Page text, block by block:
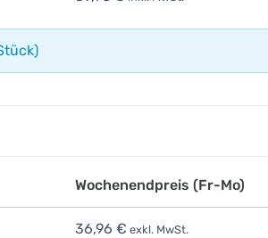
Wochenendpreis (Fr-Mo)
36,96 € exkl. MwSt.